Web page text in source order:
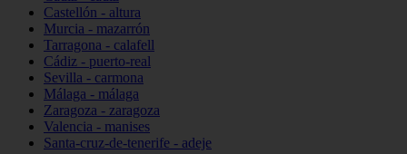
Castellón - altura
Murcia - mazarrón
Tarragona - calafell
Cádiz - puerto-real
Sevilla - carmona
Málaga - málaga
Zaragoza - zaragoza
Valencia - manises
Santa-cruz-de-tenerife - adeje